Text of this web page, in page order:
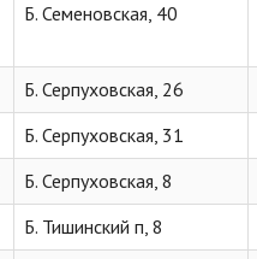
Б. Семеновская, 40
Б. Серпуховская, 26
Б. Серпуховская, 31
Б. Серпуховская, 8
Б. Тишинский п, 8